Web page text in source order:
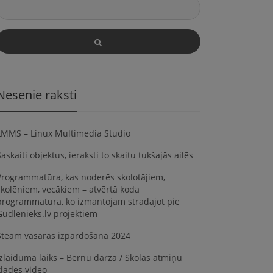
raksti
– Linux Multimedia Studio
objektus, ieraksti to skaitu tukšajās ailēs
kas noderēs skolotājiem,
vecākiem – atvērtā koda
ko izmantojam strādājot pie
projektiem
vasaras izpārdošana 2024
laiks – Bērnu dārza / Skolas atmiņu
video